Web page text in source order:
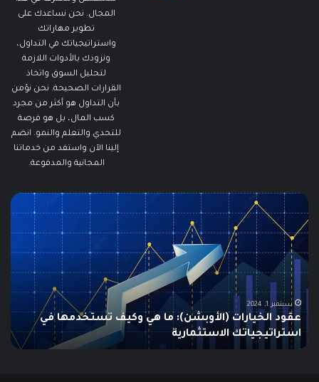
المجال. نحن نساعدك على
تطوير مهاراتك
واستراتيجياتك في التداول،
ونزودك بالأدوات اللازمة
لتحليل السوق واتخاذ
القرارات الصحيحة. نحن نؤمن
بأن التداول هو أكثر من مجرد
كسب المال، بل هو فرصة
للتحدي والتعلم والنمو. انضم
إلينا الآن واستفد من خدماتنا
المجانية والمدفوعة.
مطالبات
البطالة
في
الولايات
المتحدة
تنخفض
إلى
أدنى
مستوى
منذ
مايو
سبتمبر 19, 2024
مطالبات البطالة في الولايات المتحدة تنخفض إلى أدنى
مستوى منذ مايو وسط سوق عمل قوي